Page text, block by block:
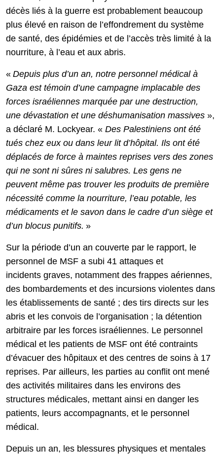
décès liés à la guerre est probablement beaucoup
plus élevé en raison de l’effondrement du système
de santé, des épidémies et de l’accès très limité à la
nourriture, à l’eau et aux abris.
« Depuis plus d’un an, notre personnel médical à
Gaza est témoin d’une campagne implacable des
forces israéliennes marquée par une destruction,
une dévastation et une déshumanisation massives »,
a déclaré M. Lockyear. « Des Palestiniens ont été
tués chez eux ou dans leur lit d’hôpital. Ils ont été
déplacés de force à maintes reprises vers des zones
qui ne sont ni sûres ni salubres. Les gens ne
peuvent même pas trouver les produits de première
nécessité comme la nourriture, l’eau potable, les
médicaments et le savon dans le cadre d’un siège et
d’un blocus punitifs. »
Sur la période d’un an couverte par le rapport, le
personnel de MSF a subi 41 attaques et
incidents graves, notamment des frappes aériennes,
des bombardements et des incursions violentes dans
les établissements de santé ; des tirs directs sur les
abris et les convois de l’organisation ; la détention
arbitraire par les forces israéliennes. Le personnel
médical et les patients de MSF ont été contraints
d’évacuer des hôpitaux et des centres de soins à 17
reprises. Par ailleurs, les parties au conflit ont mené
des activités militaires dans les environs des
structures médicales, mettant ainsi en danger les
patients, leurs accompagnants, et le personnel
médical.
Depuis un an, les blessures physiques et mentales